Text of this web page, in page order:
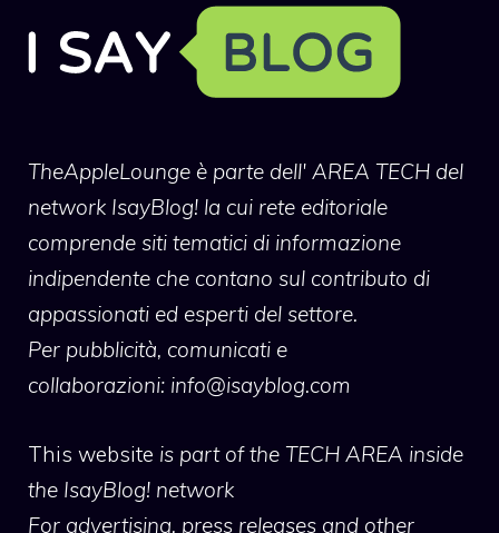
TheAppleLounge è parte dell' AREA TECH del
network IsayBlog! la cui rete editoriale
comprende siti tematici di informazione
indipendente che contano sul contributo di
appassionati ed esperti del settore.
Per pubblicità, comunicati e
collaborazioni: info@isayblog.com
This website is part of the TECH AREA inside
the IsayBlog! network
For advertising, press releases and other